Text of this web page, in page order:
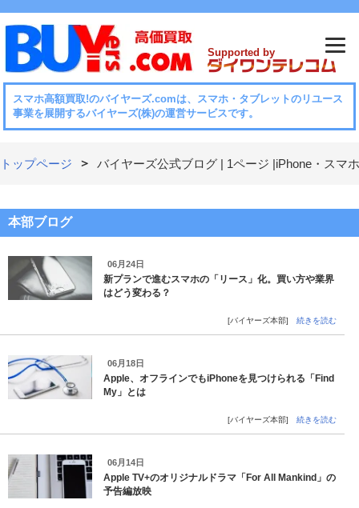
Supported by
スマホ⾼額買取!のバイヤーズ.comは、スマホ・タブレットのリユース
事業を展開するバイヤーズ(株)の運営サービスです。
トップページ バイヤーズ公式ブログ | 1ページ |iPhone・スマ
本部ブログ
06月24日
新プランで進むスマホの「リース」化。買い方や業界
はどう変わる？
[バイヤーズ本部] 続きを読む
06月18日
Apple、オフラインでもiPhoneを見つけられる「Find
My」とは
[バイヤーズ本部] 続きを読む
06月14日
Apple TV+のオリジナルドラマ「For All Mankind」の
予告編放映